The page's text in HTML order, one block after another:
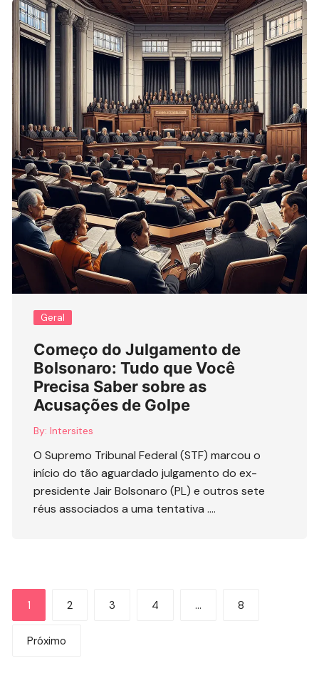
Geral
Começo do Julgamento de
Bolsonaro: Tudo que Você
Precisa Saber sobre as
Acusações de Golpe
By: Intersites
O Supremo Tribunal Federal (STF) marcou o
início do tão aguardado julgamento do ex-
presidente Jair Bolsonaro (PL) e outros sete
réus associados a uma tentativa ….
Paginação
de
posts
1 2 3 4 … 8
Próximo